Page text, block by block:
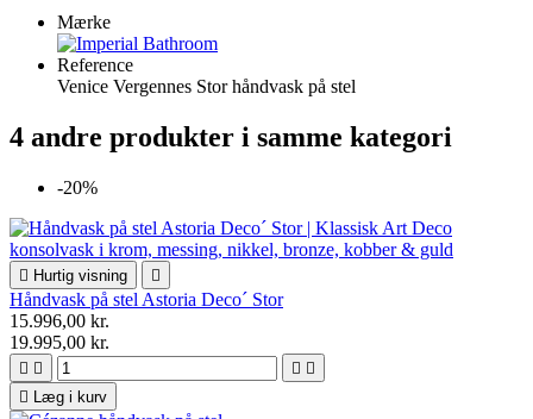
Mærke
Reference
Venice Vergennes Stor håndvask på stel
4 andre produkter i samme kategori
-20%
 Hurtig visning 
Håndvask på stel Astoria Deco´ Stor
15.996,00 kr.
19.995,00 kr.
   
 Læg i kurv